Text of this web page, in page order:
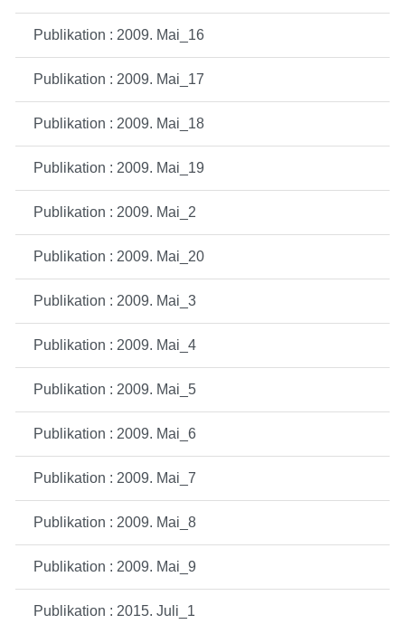
Publikation : 2009. Mai_16
Publikation : 2009. Mai_17
Publikation : 2009. Mai_18
Publikation : 2009. Mai_19
Publikation : 2009. Mai_2
Publikation : 2009. Mai_20
Publikation : 2009. Mai_3
Publikation : 2009. Mai_4
Publikation : 2009. Mai_5
Publikation : 2009. Mai_6
Publikation : 2009. Mai_7
Publikation : 2009. Mai_8
Publikation : 2009. Mai_9
Publikation : 2015. Juli_1